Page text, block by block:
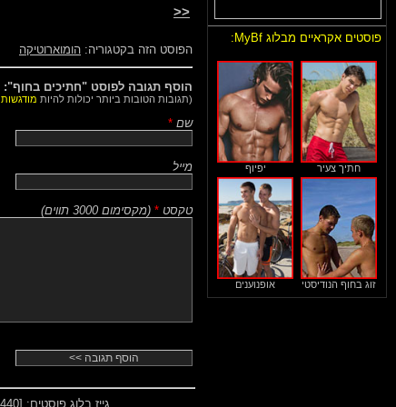
פוסטים אקראיים מבלוג MyBf:
חתיך צעיר יפיוף
זוג בחוף הנודיסטי אופנוענים
<<
הפוסט הזה בקטגוריה: הומוארוטיקה
הוסף תגובה לפוסט "חתיכים בחוף":
(תגובות הטובות ביותר יכולות להיות מודגשות
שם *
מייל
טקסט *
(מקסימום 3000 תווים )
גייז בלוג פוסטים: [8440 ... 8400]